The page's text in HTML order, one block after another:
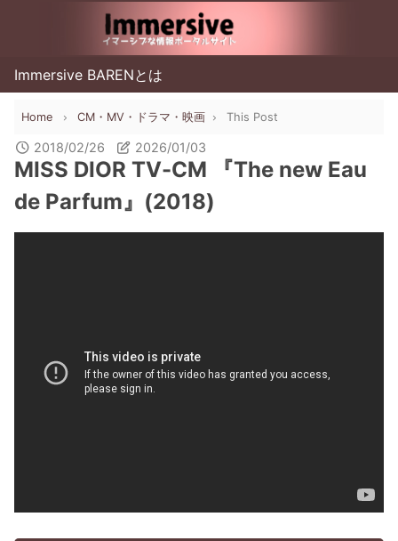
Immersive BARENとは
Home CM・MV・ドラマ・映画 This Post
2018/02/26 2026/01/03
MISS DIOR TV-CM 『The new Eau
de Parfum』(2018)